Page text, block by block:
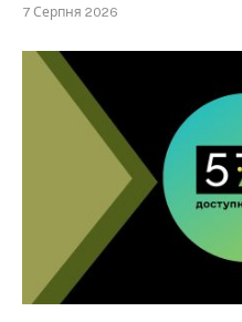
7 Серпня 2026